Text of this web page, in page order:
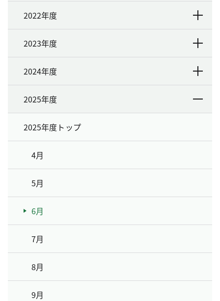
2022年度
2023年度
2024年度
2025年度
2025年度トップ
4月
5月
6月
7月
8月
9月